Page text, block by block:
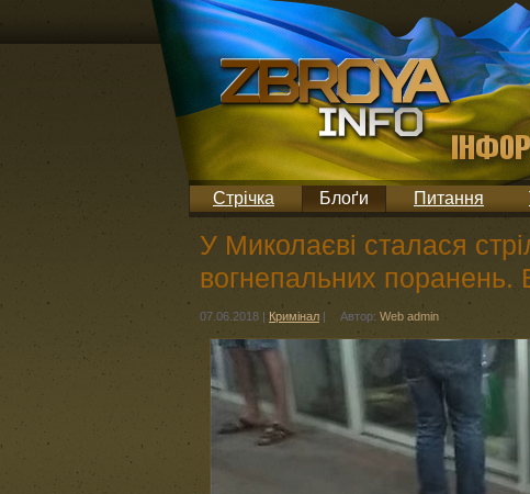
Стрічка Блоґи Питання
У Миколаєві сталася
вогнепальних поранень.
07.06.2018 | Кримінал | Автор: Web admin